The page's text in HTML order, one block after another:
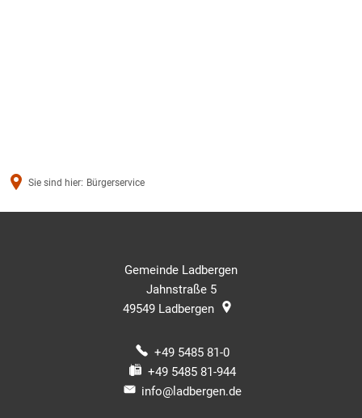
Sie sind hier: Bürgerservice
Gemeinde Ladbergen
Jahnstraße 5
49549 Ladbergen
+49 5485 81-0
+49 5485 81-944
info@ladbergen.de